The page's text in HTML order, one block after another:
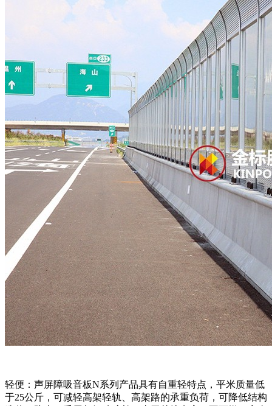
轻便：声屏障吸音板N系列产品具有自重轻特点，平米质量低
于25公斤，可减轻高架轻轨、高架路的承重负荷，可降低结构